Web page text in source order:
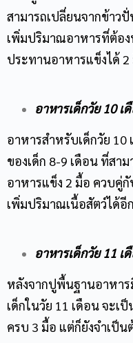
สามารถเปลี่ยนจากข้าว
เพิ่มปริมาณอาหารที่ต้อง
ประทานอาหารแข็งได้
อาหารเด็กวัย 10 เ
อาหารสำหรับเด็กวัย
ของเด็ก 8-9 เดือน ที่สา
อาหารแข็ง 2 มื้อ ควบคู่
เพิ่มปริมาณเนื้อสัตว์ได้
อาหารเด็กวัย 11 เ
หลังจากปูพื้นฐานอาหาร
เด็กในวัย 11 เดือน จะเ
ครบ 3 มื้อ แต่ก็ยังจำเป็